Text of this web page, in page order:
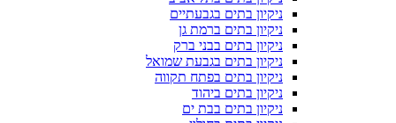
ניקיון בתים בגבעתיים
ניקיון בתים ברמת גן
ניקיון בתים בבני ברק
ניקיון בתים בגבעת שמואל
ניקיון בתים בפתח תקווה
ניקיון בתים ביהוד
ניקיון בתים בבת ים